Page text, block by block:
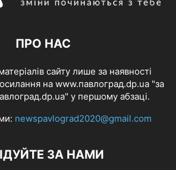
ПРО НАС
сайту лише за наявності
на www.павлоград.dp.ua "за
у першому абзаці.
newspavlograd2020@gmail.com
ЗА НАМИ